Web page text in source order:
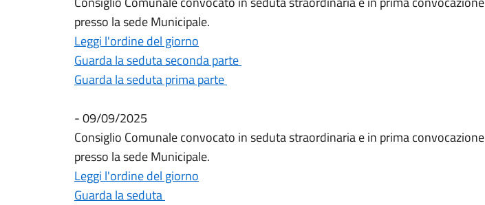
presso la sede Municipale.
Leggi l'ordine del giorno
Guarda la seduta seconda parte
Guarda la seduta prima parte
- 09/09/2025
Consiglio Comunale convocato in seduta straordinaria e in prima convocazione
presso la sede Municipale.
Leggi l'ordine del giorno
Guarda la seduta